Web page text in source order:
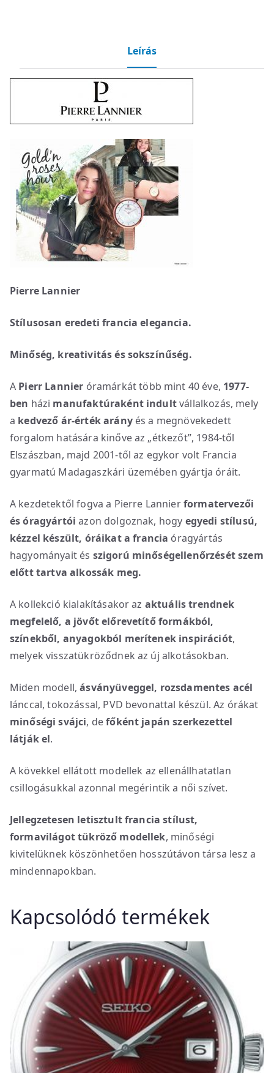
Leírás
Pierre Lannier
Stílusosan eredeti francia elegancia.
Minőség, kreativitás és sokszínűség.
A Pierr Lannier óramárkát több mint 40 éve, 1977-
ben házi manufaktúraként indultvállalkozás, mely
a kedvező ár-érték arányés a megnövekedett
forgalom hatására kinőve az „étkezőt”, 1984-től
Elszászban, majd 2001-től az egykor volt Francia
gyarmatú Madagaszkári üzemében gyártja óráit.
A kezdetektől fogva a Pierre Lannierformatervezői
és óragyártói azon dolgoznak, hogy egyedi stílusú,
kézzel készült, óráikata francia óragyártás
hagyományait és szigorú minőségellenőrzését szem
előtt tartva alkossák meg.
A kollekció kialakításakor az aktuális trendnek
megfelelő, a jövőt előrevetítő formákból,
színekből, anyagokból merítenek inspirációt,
melyek visszatükröződnek az új alkotásokban.
Miden modell,ásványüveggel, rozsdamentes acél
lánccal, tokozással, PVD bevonattal készül. Az órákat
minőségi svájci, defőként japán szerkezettel
látják el.
A kövekkel ellátott modellek az ellenállhatatlan
csillogásukkal azonnal megérintik a női szívet.
Jellegzetesen letisztult francia stílust,
formavilágot tükröző modellek, minőségi
kivitelüknek köszönhetően hosszútávon társa lesz a
mindennapokban.
Kapcsolódó termékek